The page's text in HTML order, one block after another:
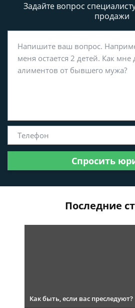
Задайте вопрос
продажи
Спросить
Последние
Как быть, если вас преследуют?